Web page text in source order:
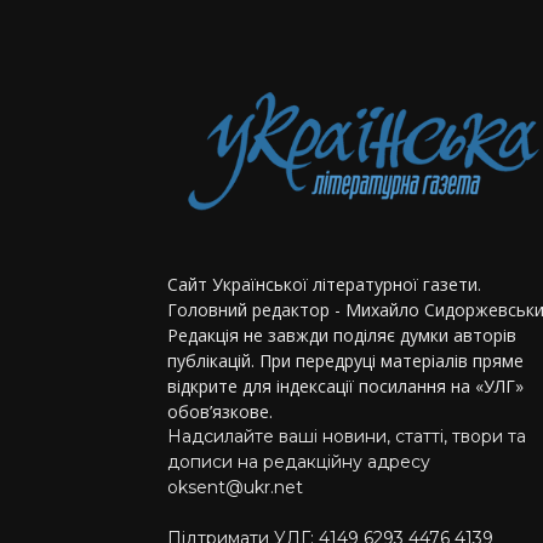
Сайт Української літературної газети.
Головний редактор - Михайло
Редакція не завжди поділяє думки авторів
публікацій. При передруці матеріалів пряме
відкрите для індексації посилання на «УЛГ»
обов’язкове.
Надсилайте ваші новини, статті, твори та
дописи на редакційну адресу
oksent@ukr.net
Підтримати УЛГ: 4149 6293 4476 4139